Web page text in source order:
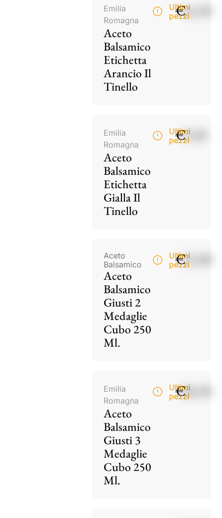
Emilia
Romagna
Aceto
Balsamico
Etichetta
Arancio Il
Tinello
Ultimi
pezzi
€14,50
Emilia
Romagna
Aceto
Balsamico
Etichetta
Gialla Il
Tinello
Ultimi
pezzi
€9,50
Aceto
Balsamico
Aceto
Balsamico
Giusti 2
Medaglie
Cubo 250
Ml.
Ultimi
pezzi
€21,00
Emilia
Romagna
Aceto
Balsamico
Giusti 3
Medaglie
Cubo 250
Ml.
Ultimi
pezzi
€28,50